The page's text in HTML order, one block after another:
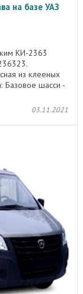
на базе УАЗ
КИ-2363
из клееных
Базовое шасси -
03.11.2021